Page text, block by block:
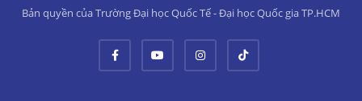
Bản quyền của Trường Đại học Quốc Tế - Đại học Quốc gia TP.HCM